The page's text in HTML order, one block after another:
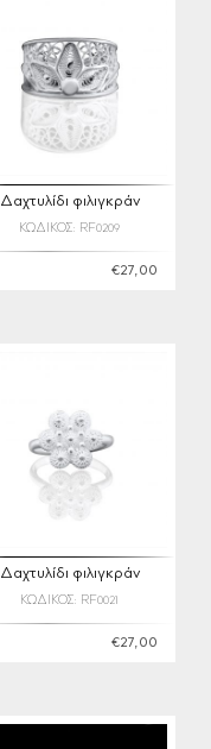
Δαχτυλίδι φιλιγκράν
ΚΩΔΙΚΟΣ: RF0209
€27,00
Δαχτυλίδι φιλιγκράν
ΚΩΔΙΚΟΣ: RF0021
€27,00